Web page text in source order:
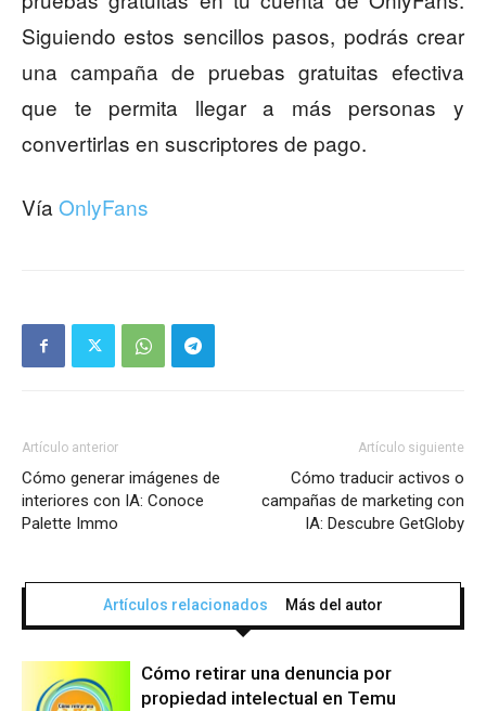
Siguiendo estos sencillos pasos, podrás crear
una campaña de pruebas gratuitas efectiva
que te permita llegar a más personas y
convertirlas en suscriptores de pago.
Vía OnlyFans
Artículo anterior
Cómo generar imágenes de
interiores con IA: Conoce
Palette Immo
Artículo siguiente
Cómo traducir activos o
campañas de marketing con
IA: Descubre GetGloby
Artículos relacionados Más del autor
Cómo retirar una denuncia por
propiedad intelectual en Temu